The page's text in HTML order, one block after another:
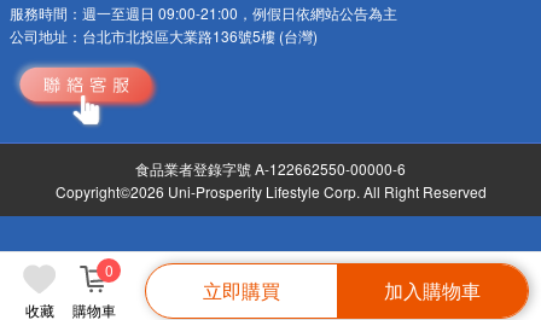
收藏 購物車
0
立即購買 加入購物車
服務時間： 週一至週日 09:00-21:00，例假日依網站公告為主
公司地址： 台北市北投區大業路136號5樓 (台灣)
食品業者登錄字號 A-122662550-00000-6
Copyright©2026 Uni-Prosperity Lifestyle Corp. All Right Reserved